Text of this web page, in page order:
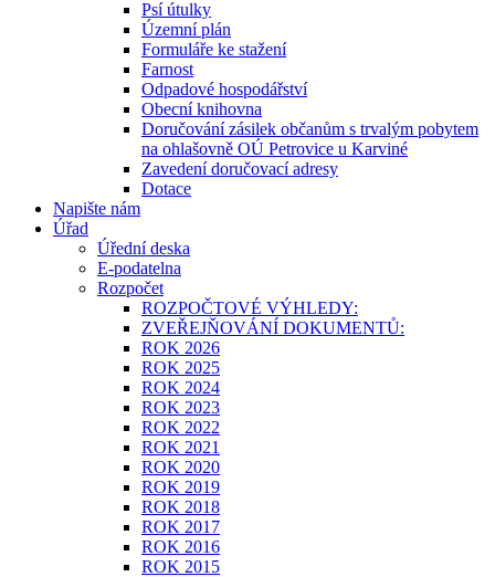
Psí útulky
Územní plán
Formuláře ke stažení
Farnost
Odpadové hospodářství
Obecní knihovna
Doručování zásilek občanům s trvalým pobytem
na ohlašovně OÚ Petrovice u Karviné
Zavedení doručovací adresy
Dotace
Napište nám
Úřad
Úřední deska
E-podatelna
Rozpočet
ROZPOČTOVÉ VÝHLEDY:
ZVEŘEJŇOVÁNÍ DOKUMENTŮ:
ROK 2026
ROK 2025
ROK 2024
ROK 2023
ROK 2022
ROK 2021
ROK 2020
ROK 2019
ROK 2018
ROK 2017
ROK 2016
ROK 2015